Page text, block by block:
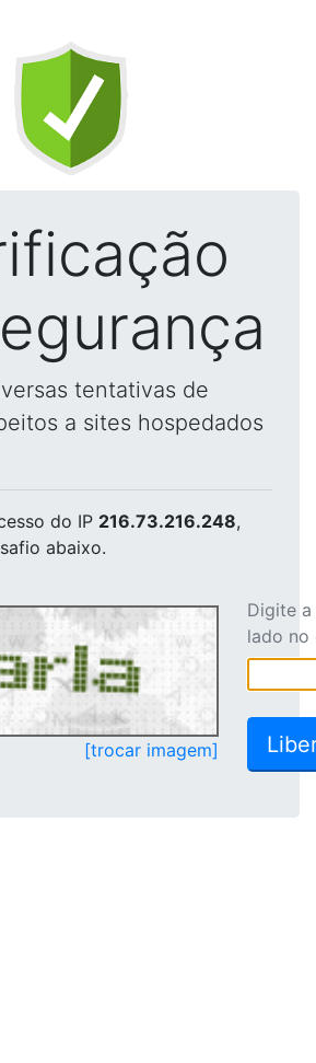
tentativas de
a sites hospedados
do IP 216.73.216.248,
abaixo.
[trocar imagem]
Digite
lado no